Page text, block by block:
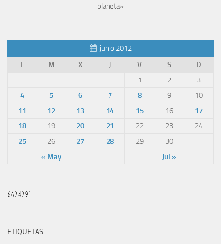
planeta»
junio 2012
L
M X J V S D
« May Jul »
1 2
3
4
5 6 7 8 9
10
11
12 13 14 15 16
17
18
19 20 21 22 23
24
25
26 27 28 29 30
ETIQUETAS